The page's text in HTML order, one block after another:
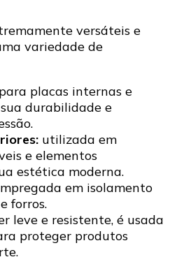
versáteis e
variedade de
placas internas e
durabilidade e
utilizada em
e elementos
estética moderna.
em isolamento
forros.
leve e resistente, é usada
proteger produtos